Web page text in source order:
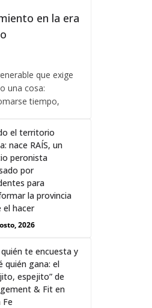
en la era
que exige
una cosa:
tiempo,
el territorio
nace RAÍS, un
peronista
por
para
la provincia
el hacer
2026
te encuesta y
quién gana: el
espejito” de
& Fit en
Fe